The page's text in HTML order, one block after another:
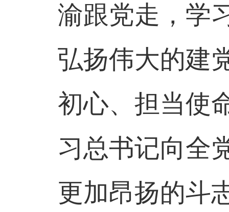
渝跟党走，学
弘扬伟大的建
初心、担当使
习总书记向全
更加昂扬的斗